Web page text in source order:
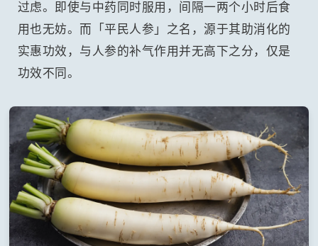
过虑。即使与中药同时服用，间隔一两个小时后食
用也无妨。而「平民人参」之名，源于其助消化的
实惠功效，与人参的补气作用并无高下之分，仅是
功效不同。